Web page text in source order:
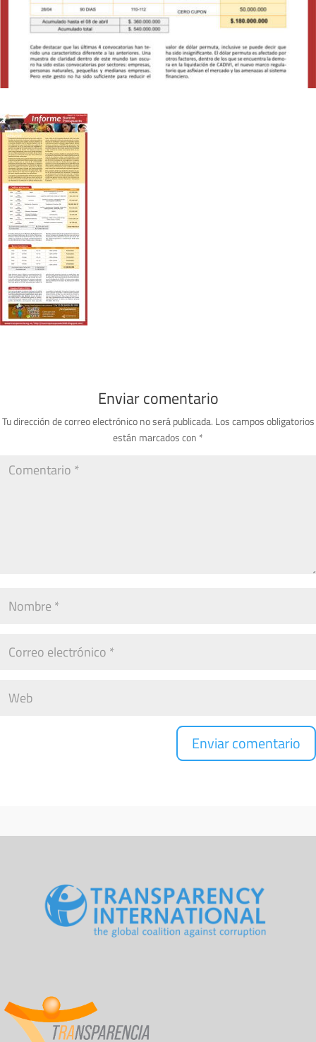
Enviar comentario
Tu dirección de correo electrónico no será publicada. Los campos obligatorios
están marcados con *